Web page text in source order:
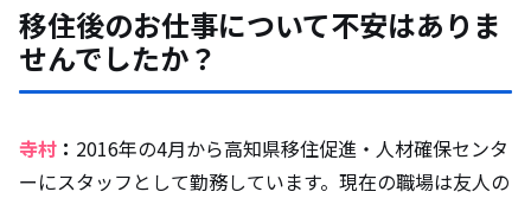
移住後のお仕事について不安はありま
せんでしたか？
寺村 ： 2016年の4月から高知県移住促進・人材確保センタ
ーにスタッフとして勤務しています。現在の職場は友人の